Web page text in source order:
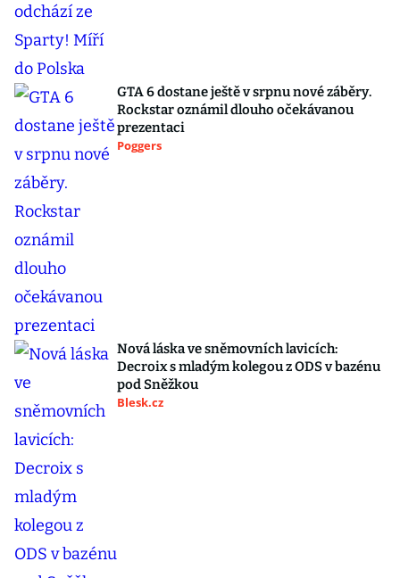
GTA 6 dostane ještě v srpnu nové záběry.
Rockstar oznámil dlouho očekávanou
prezentaci
Poggers
Nová láska ve sněmovních lavicích:
Decroix s mladým kolegou z ODS v bazénu
pod Sněžkou
Blesk.cz